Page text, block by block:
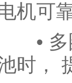
机可
• 多圈
时，